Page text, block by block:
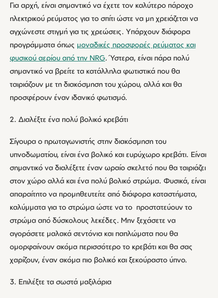
Για αρχή, είναι σημαντικό να έχετε τον καλύτερο πάροχο
ηλεκτρικού ρεύματος για το σπίτι ώστε να μη χρειάζεται να
αγχώνεστε στιγμή για τις χρεώσεις. Υπάρχουν διάφορα
προγράμματα όπως μοναδικές προσφορές ρεύματος και
φυσικού αερίου από την NRG. Ύστερα, είναι πάρα πολύ
σημαντικό να βρείτε τα κατάλληλα φωτιστικά που θα
ταιριάζουν με τη διακόσμηση του χώρου, αλλά και θα
προσφέρουν έναν ιδανικό φωτισμό.
2. Διαλέξτε ένα πολύ βολικό κρεβάτι
Σίγουρα ο πρωταγωνιστής στην διακόσμηση του
υπνοδωματίου, είναι ένα βολικό και ευρύχωρο κρεβάτι. Είναι
σημαντικό να διαλέξετε έναν ωραίο σκελετό που θα ταιριάζει
στον χώρο αλλά και ένα πολύ βολικό στρώμα. Φυσικά, είναι
απαραίτητο να προμηθευτείτε από διάφορα καταστήματα,
καλύμματα για το στρώμα ώστε να το προστατεύουν το
στρώμα από δύσκολους λεκέδες. Μην ξεχάσετε να
αγοράσετε μαλακά σεντόνια και παπλώματα που θα
ομορφαίνουν ακόμα περισσότερο το κρεβάτι και θα σας
χαρίζουν, έναν ακόμα πιο βολικό και ξεκούραστο ύπνο.
3. Επιλέξτε τα σωστά μαξιλάρια